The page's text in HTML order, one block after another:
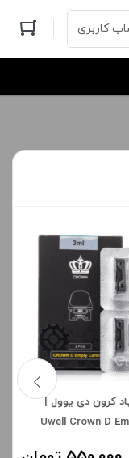
کاربری
کرون دی یوول |
Uwell Crown D